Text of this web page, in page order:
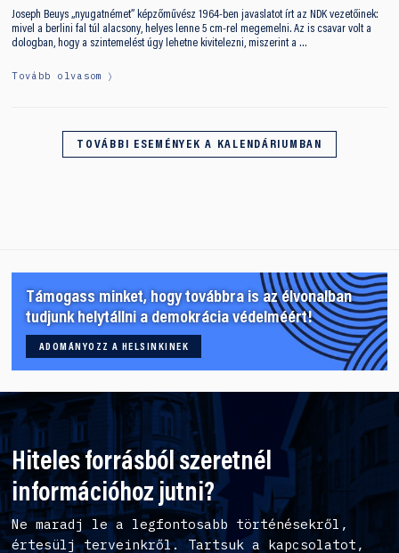
Joseph Beuys „nyugatnémet” képzőművész 1964-ben javaslatot írt az NDK vezetőinek:
mivel a berlini fal túl alacsony, helyes lenne 5 cm-rel megemelni. Az is csavar volt a
dologban, hogy a szintemelést úgy lehetne kivitelezni, miszerint a …
Tovább olvasom
TOVÁBBI ESEMÉNYEK A KALENDÁRIUMBAN
Támogass minket, hogy továbbra is az élvonalban
tudjunk helytállni a demokrácia védelméért!
ADOMÁNYOZZ A HELSINKINEK
Hiteles forrásból szeretnél
információhoz jutni?
Ne maradj le a legfontosabb történésekről,
értesülj terveinkről. Tartsuk a kapcsolatot,